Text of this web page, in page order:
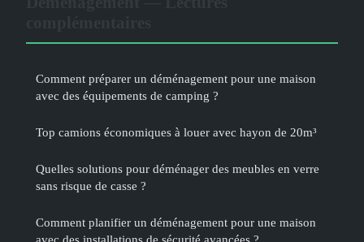
Comment préparer un déménagement pour une maison
avec des équipements de camping ?
Top camions économiques à louer avec hayon de 20m³
Quelles solutions pour déménager des meubles en verre
sans risque de casse ?
Comment planifier un déménagement pour une maison